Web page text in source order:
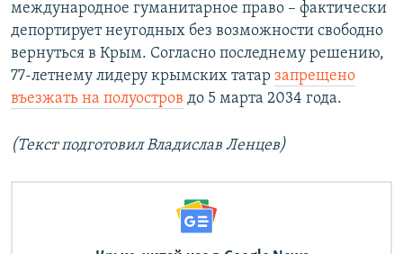
международное гуманитарное право – фактически
депортирует неугодных без возможности свободно
вернуться в Крым. Согласно последнему решению,
77-летнему лидеру крымских татар запрещено
въезжать на полуостров до 5 марта 2034 года.
(Текст подготовил Владислав Ленцев)